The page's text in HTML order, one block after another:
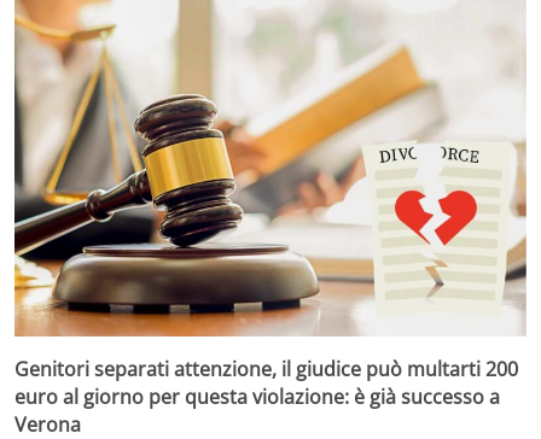
Genitori separati attenzione, il giudice può multarti 200
euro al giorno per questa violazione: è già successo a
Verona